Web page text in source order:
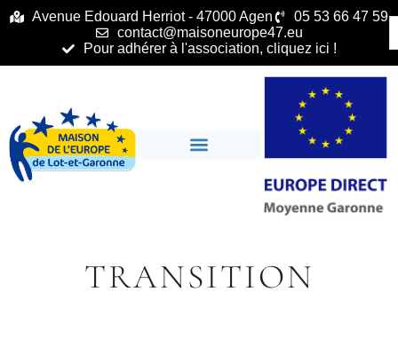
principalAvenue Edouard Herriot - 47000 Agen
05 53 66 47 59
contact@maisoneurope47.eu
Pour adhérer à l'association, cliquez ici !
TRANSITION